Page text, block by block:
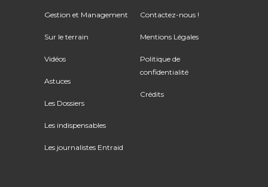
Gestion et Management
Sur le terrain
Vidéos
Astuces
Les Dossiers
Les indispensables
Les journalistes Entraid
Contactez-nous !
Mentions Légales
Politique de
confidentialité
Crédits